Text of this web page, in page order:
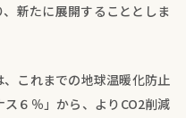
新たに展開することとしま
、これまでの地球温暖化防止
６％」から、よりCO2削減